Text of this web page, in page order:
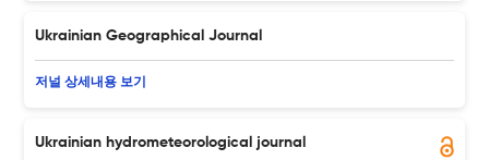
Ukrainian Geographical Journal
저널 상세내용 보기
Ukrainian hydrometeorological journal